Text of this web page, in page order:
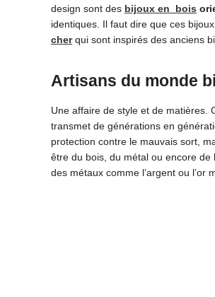
design sont des bijoux en bois
identiques. Il faut dire que ces
cherqui sont inspirés des anciens
Artisans du monde
Une affaire de style et de matières.
transmet de générations en
protection contre le mauvais sort,
être du bois, du métal ou encore
des métaux comme l’argent ou l’or